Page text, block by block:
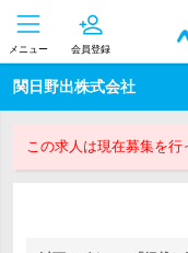
メニュー 会員登録
関日野出株式会社
この求人は現在募集を行